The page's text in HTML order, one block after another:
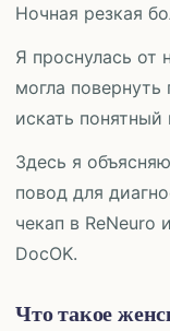
Ночная резкая
Я проснулась от
могла повернуть
искать понятный
Здесь я
повод для
чекап в ReNeuro
DocOK.
Что такое